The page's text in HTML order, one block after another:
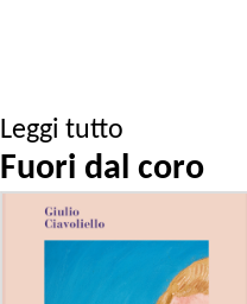
Leggi tutto
Fuori dal coro